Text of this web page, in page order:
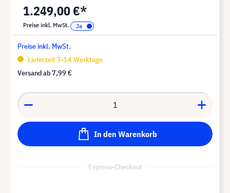
1.249,00 €*
Preise inkl. MwSt.
Preise inkl. MwSt.
Lieferzeit 7-14 Werktage
Versand ab7,99 €
In den Warenkorb
Express-Checkout